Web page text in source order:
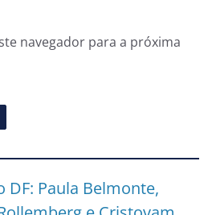
navegador para a próxima
DF: Paula Belmonte,